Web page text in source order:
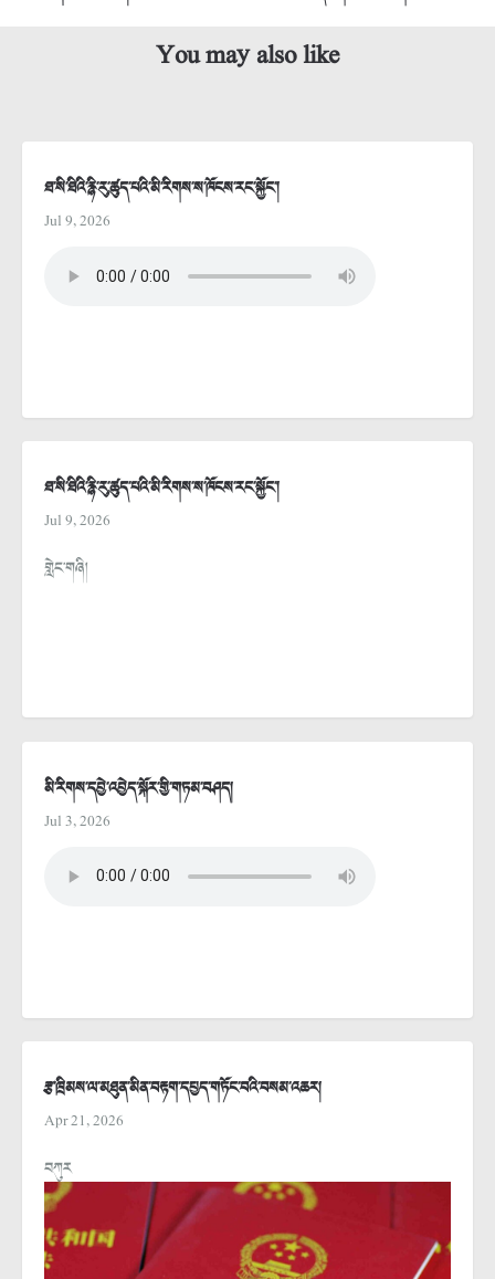
You may also like
ཐ་སི་ཐིའི་རྙི་རུ་ཚུད་པའི་མི་རིགས་ས་ཁོངས་རང་སྐྱོང་།
Jul 9, 2026
ཐ་སི་ཐིའི་རྙི་རུ་ཚུད་པའི་མི་རིགས་ས་ཁོངས་རང་སྐྱོང་།
Jul 9, 2026
གླེང་གཞི།
མི་རིགས་དབྱེ་འབྱེད་སྐོར་གྱི་གཏམ་བཤད།
Jul 3, 2026
རྩ་ཁྲིམས་ལ་མཐུན་མིན་བརྟག་དཔྱད་གཏོང་བའི་བསམ་འཆར།
Apr 21, 2026
བཀུར